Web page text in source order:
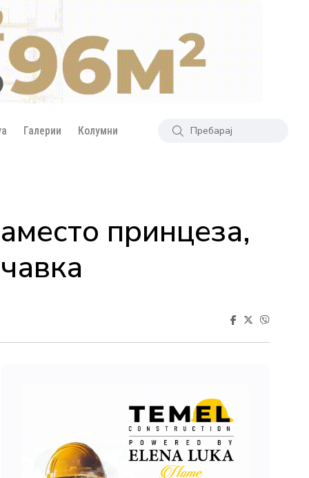
Галерии Колумни
принцеза,